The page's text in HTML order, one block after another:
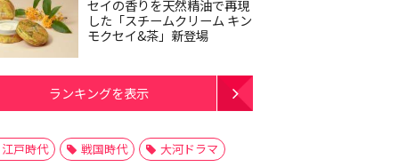
セイの香りを天然精油で再現
した「スチームクリーム キン
モクセイ&茶」新登場
ランキングを表示
江戸時代 戦国時代
大河ドラマ